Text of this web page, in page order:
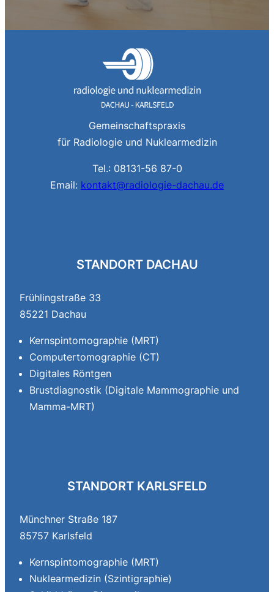
Gemeinschaftspraxis
für Radiologie und Nuklearmedizin
Tel.: 08131-56 87-0
Email: kontakt@radiologie-dachau.de
STANDORT DACHAU
Frühlingstraße 33
85221 Dachau
Kernspintomographie (MRT)
Computertomographie (CT)
Digitales Röntgen
Brustdiagnostik (Digitale Mammographie und
Mamma-MRT)
STANDORT KARLSFELD
Münchner Straße 187
85757 Karlsfeld
Kernspintomographie (MRT)
Nuklearmedizin (Szintigraphie)